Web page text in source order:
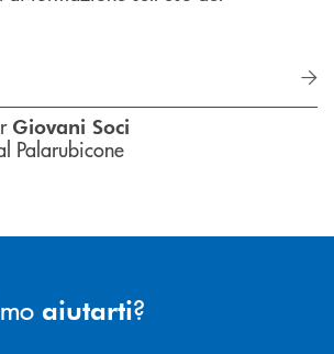
Giovani Soci
Palarubicone
aiutarti?